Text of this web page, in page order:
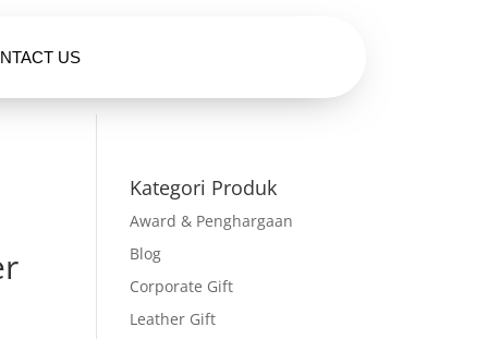
US
Kategori Produk
Award & Penghargaan
Blog
Corporate Gift
Leather Gift